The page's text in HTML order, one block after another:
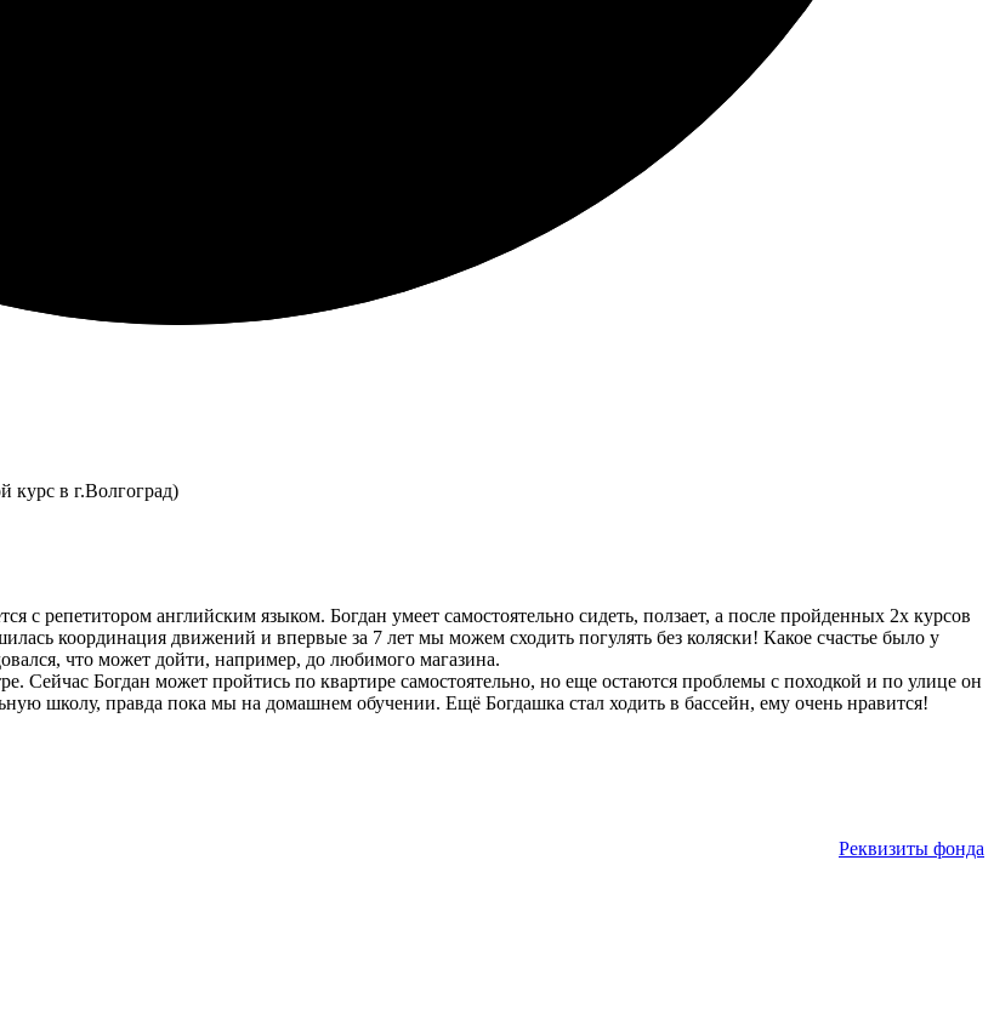
курс в г.Волгоград)
репетитором английским языком. Богдан умеет самостоятельно сидеть, ползает, а после пройденных 2х курсов
координация движений и впервые за 7 лет мы можем сходить погулять без коляски! Какое счастье было у
что может дойти, например, до любимого магазина.
Богдан может пройтись по квартире самостоятельно, но еще остаются проблемы с походкой и по улице он
школу, правда пока мы на домашнем обучении. Ещё Богдашка стал ходить в бассейн, ему очень нравится!
Реквизиты фонда